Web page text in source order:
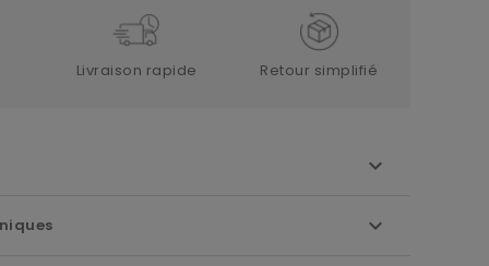
Livraison rapide Retour simplifié